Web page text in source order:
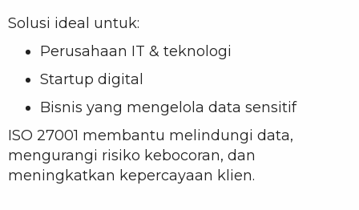
Solusi ideal untuk:
Perusahaan IT & teknologi
Startup digital
Bisnis yang mengelola data sensitif
ISO 27001 membantu melindungi data,
mengurangi risiko kebocoran, dan
meningkatkan kepercayaan klien.